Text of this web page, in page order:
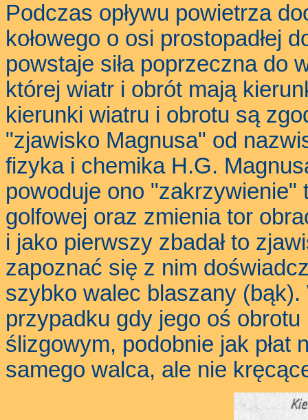
Podczas opływu powietrza
kołowego o osi prostopadłej
powstaje siła poprzeczna do
której wiatr i obrót mają
kierunki wiatru i obrotu są
"zjawisko Magnusa" od
fizyka i chemika H.G.
powoduje ono "zakrzywienie"
golfowej oraz zmienia tor
i jako pierwszy zbadał to
zapoznać się z nim
szybko walec blaszany
przypadku gdy jego oś
ślizgowym, podobnie jak płat
samego walca, ale nie